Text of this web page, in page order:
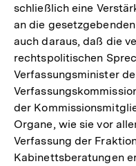
schließlich eine
an die
auch daraus, daß die
rechtspolitischen
Verfassungsminister
der
Organe, wie sie vor
Verfassung der
Kabinettsberatungen